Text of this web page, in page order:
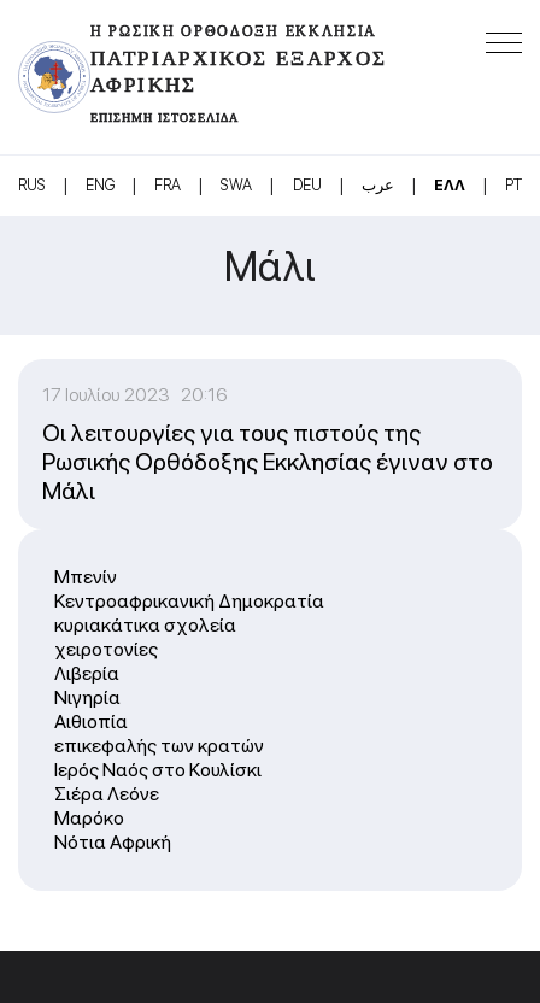
Η ΡΩΣΙΚΉ ΟΡΘΌΔΟΞΗ ΕΚΚΛΗΣΊΑ
ΠΑΤΡΙΑΡΧΙΚΌΣ ΈΞΑΡΧΟΣ
ΑΦΡΙΚΉΣ
ΕΠΊΣΗΜΗ ΙΣΤΟΣΕΛΊΔΑ
RUS | ENG | FRA | SWA | DEU | عرب | ΕΛΛ | PT
Μάλι
Μπενίν
Κεντροαφρικανική Δημοκρατία
κυριακάτικα σχολεία
χειροτονίες
Λιβερία
Νιγηρία
Αιθιοπία
επικεφαλής των κρατών
Ιερός Ναός στο Κουλίσκι
Σιέρα Λεόνε
Μαρόκο
Νότια Αφρική
17 Ιουλίου 2023 20:16
Οι λειτουργίες για τους πιστούς της
Ρωσικής Ορθόδοξης Εκκλησίας έγιναν στο
Μάλι